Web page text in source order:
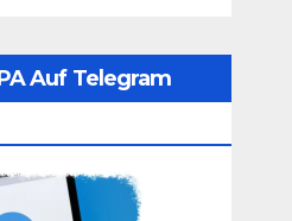
Auf Telegram